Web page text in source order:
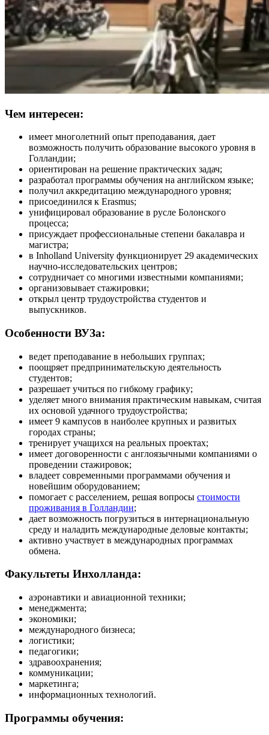
Чем интересен:
имеет многолетний опыт преподавания, дает
возможность получить образование высокого уровня в
Голландии;
ориентирован на решение практических задач;
разработал программы обучения на английском языке;
получил аккредитацию международного уровня;
присоединился к Erasmus;
унифицировал образование в русле Болонского
процесса;
присуждает профессиональные степени бакалавра и
магистра;
в Inholland University функционирует 29 академических
научно-исследовательских центров;
сотрудничает со многими известными компаниями;
организовывает стажировки;
открыл центр трудоустройства студентов и
выпускников.
Особенности ВУЗа:
ведет преподавание в небольших группах;
поощряет предпринимательскую деятельность
студентов;
разрешает учиться по гибкому графику;
уделяет много внимания практическим навыкам, считая
их основой удачного трудоустройства;
имеет 9 кампусов в наиболее крупных и развитых
городах страны;
тренирует учащихся на реальных проектах;
имеет договоренности с англоязычными компаниями о
проведении стажировок;
владеет современными программами обучения и
новейшим оборудованием;
помогает с расселением, решая вопросы стоимости
проживания в Голландии;
дает возможность погрузиться в интернациональную
среду и наладить международные деловые контакты;
активно участвует в международных программах
обмена.
Факультеты Инхолланда:
аэронавтики и авиационной техники;
менеджмента;
экономики;
международного бизнеса;
логистики;
педагогики;
здравоохранения;
коммуникации;
маркетинга;
информационных технологий.
Программы обучения: